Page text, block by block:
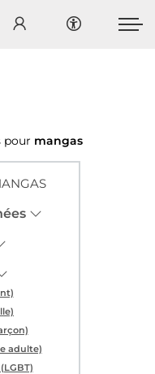
pour mangas
adulte)